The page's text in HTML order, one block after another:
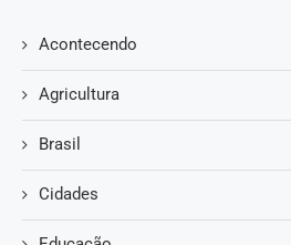
Acontecendo
Agricultura
Brasil
Cidades